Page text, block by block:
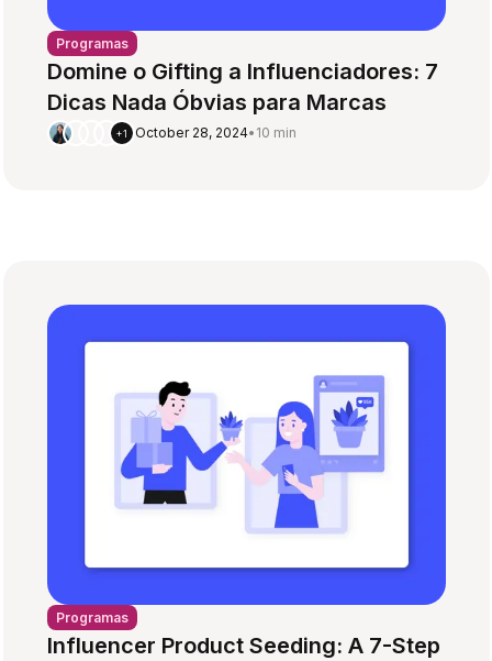
Programas
Domine o Gifting a Influenciadores: 7
Dicas Nada Óbvias para Marcas
+1 October 28, 2024• 10 min
Programas
Influencer Product Seeding: A 7-Step